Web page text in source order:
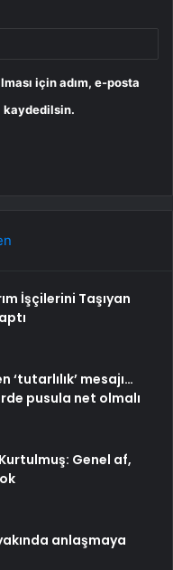
için adım, e-posta
kaydedilsin.
İşçilerini Taşıyan
‘tutarlılık’ mesajı…
pusula net olmalı
Genel af,
anlaşmaya